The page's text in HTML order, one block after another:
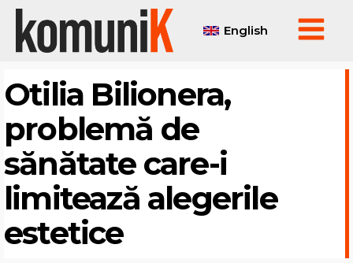
English
Otilia Bilionera,
problemă de
sănătate care-i
limitează alegerile
estetice